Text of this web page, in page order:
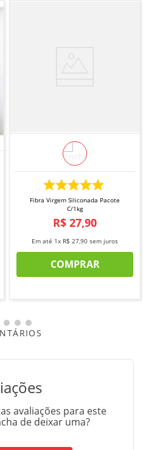
será enviada metragem
Fibra Virgem Siliconada Pacote
C/1kg
R$ 27,90
Em até 1x R$ 27,90 sem juros
COMPRAR
avaliações para este
de deixar uma?